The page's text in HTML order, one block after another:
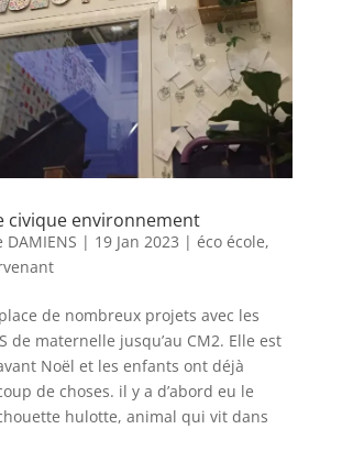
civique environnement
| 19 Jan 2023 | éco école,
de nombreux projets avec les
de maternelle jusqu’au CM2. Elle est
Noël et les enfants ont déjà
de choses. il y a d’abord eu le
hulotte, animal qui vit dans